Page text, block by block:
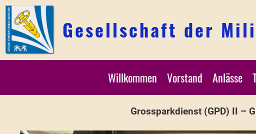
Gesellschaft der
Willkommen Vorstand Anlässe
Grossparkdienst (GPD) II –